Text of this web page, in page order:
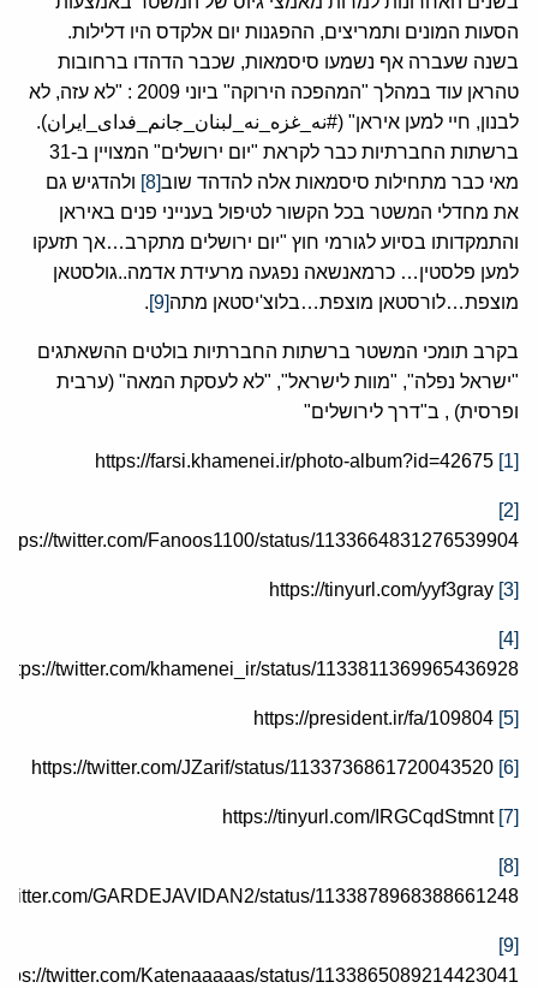
הסעות המונים ותמריצים, ההפגנות יום אלקדס היו דלילות.
בשנה שעברה אף נשמעו סיסמאות, שכבר הדהדו ברחובות
טהראן עוד במהלך "המהפכה הירוקה" ביוני 2009 : "לא עזה, לא
לבנון, חיי למען איראן" (#نه_غزه_نه_لبنان_جانم_فدای_ایران).
ברשתות החברתיות כבר לקראת "יום ירושלים" המצויין ב-31
מאי כבר מתחילות סיסמאות אלה להדהד שוב[8]
ולהדגיש גם
את מחדלי המשטר בכל הקשור לטיפול בענייני פנים באיראן
והתמקדותו בסיוע לגורמי חוץ "יום ירושלים מתקרב…אך תזעקו
למען פלסטין… כרמאנשאה נפגעה מרעידת אדמה..גולסטאן
מוצפת…לורסטאן מוצפת…בלוצ'יסטאן מתה[9]
.
בקרב תומכי המשטר ברשתות החברתיות בולטים ההשאתגים
"ישראל נפלה", "מוות לישראל", "לא לעסקת המאה" (ערבית
ופרסית) , ב"דרך לירושלים"
[1]
[2]
twitter.com/Fanoos1100/status/1133664831276539904
[3]
[4]
https://twitter.com/khamenei_ir/status/1133811369965436928
[5]
[6]
[7]
https://tinyurl.com/IRGCqdStmnt
[8]
GARDEJAVIDAN2/status/1133878968388661248
[9]
twitter.com/Katenaaaaas/status/1133865089214423041